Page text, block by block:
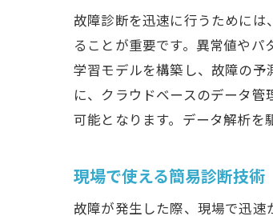
故障診断を迅速に行うために
ることが重要です。異常値や
学習モデルを構築し、故障の予
に、クラウドベースのデータ
可能となります。データ解析を
現場で使える簡易診断技術
故障が発生した際、現場で迅